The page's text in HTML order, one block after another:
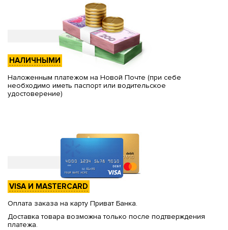
НАЛИЧНЫМИ
Наложенным платежом на Новой Почте (при себе
необходимо иметь паспорт или водительское
удостоверение)
VISA И MASTERCARD
Оплата заказа на карту Приват Банка.
Доставка товара возможна только после подтверждения
платежа.